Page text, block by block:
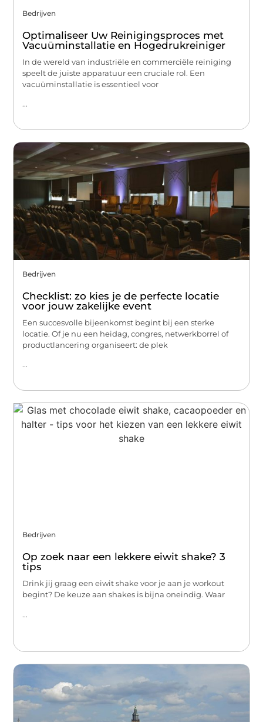
Bedrijven
Optimaliseer Uw Reinigingsproces met
Vacuüminstallatie en Hogedrukreiniger
In de wereld van industriële en commerciële reiniging
speelt de juiste apparatuur een cruciale rol. Een
vacuüminstallatie is essentieel voor
...
Bedrijven
Checklist: zo kies je de perfecte locatie
voor jouw zakelijke event
Een succesvolle bijeenkomst begint bij een sterke
locatie. Of je nu een heidag, congres, netwerkborrel of
productlancering organiseert: de plek
...
Bedrijven
Op zoek naar een lekkere eiwit shake? 3
tips
Drink jij graag een eiwit shake voor je aan je workout
begint? De keuze aan shakes is bijna oneindig. Waar
...